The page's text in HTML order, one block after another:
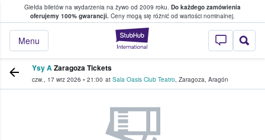
Giełda biletów na wydarzenia na żywo od 2009 roku. Do każdego zamówienia
oferujemy 100% gwarancji. Ceny mogą się różnić od wartości nominalnej.
StubHub —
Menu
w którym fani i kibice kupują i
Ysy AZaragoza Tickets
czw., 17 wrz 2026 • 21:00 at Sala Oasis Club Teatro, Zaragoza, Aragón